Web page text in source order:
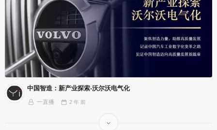
中国智造：新产业探索-沃尔沃电气化
一直播 2 年 前